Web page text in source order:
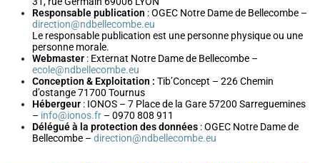
Responsable publication : OGEC Notre Dame de Bellecombe –
direction@ndbellecombe.eu
Le responsable publication est une personne physique ou une
personne morale.
Webmaster : Externat Notre Dame de Bellecombe –
ecole@ndbellecombe.eu
Conception & Exploitation : Tib’Concept – 226 Chemin
d’ostange 71700 Tournus
Hébergeur : IONOS – 7 Place de la Gare 57200 Sarreguemines
– info@ionos.fr – 0970 808 911
Délégué à la protection des données : OGEC Notre Dame de
Bellecombe – direction@ndbellecombe.eu